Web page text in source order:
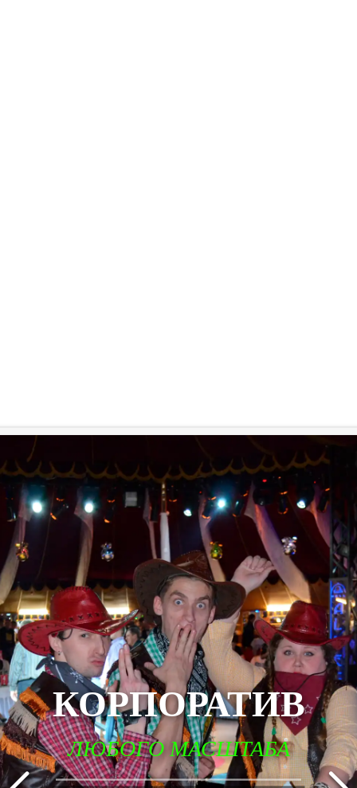
КОРПОРАТИВ
ЛЮБОГО МАСШТАБА
_____________________________________________________________________________